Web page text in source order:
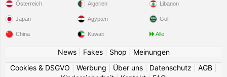
Österreich
Japan
China
Algerien
Ägypten
Kuwait
Libanon
Golf
Alle
News| Fakes| Shop
Meinungen
Cookies & DSGVO
Werbung Über uns Datenschutz AGB